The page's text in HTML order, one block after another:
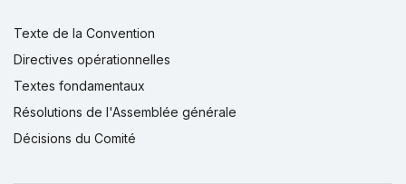
Texte de la Convention
Directives opérationnelles
Textes fondamentaux
Résolutions de l'Assemblée générale
Décisions du Comité